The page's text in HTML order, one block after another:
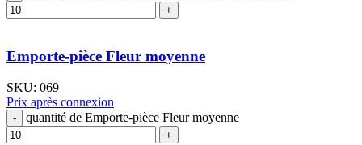
Emporte-pièce Fleur moyenne
SKU: 069
Prix après connexion
quantité de Emporte-pièce Fleur moyenne